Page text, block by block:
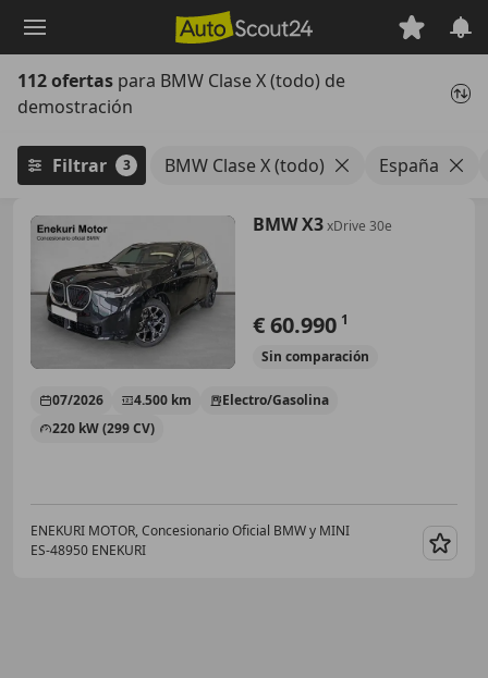
principal
112 ofertas para BMW Clase X (todo) de
demostración
Filtrar 3 BMW Clase X (todo) España
BMW X3xDrive 30e
€ 60.990 1
Sin comparación
07/2026 4.500 km
Electro/Gasolina
220 kW (299 CV)
ENEKURI MOTOR, Concesionario Oficial BMW y MINI
ES-48950 ENEKURI